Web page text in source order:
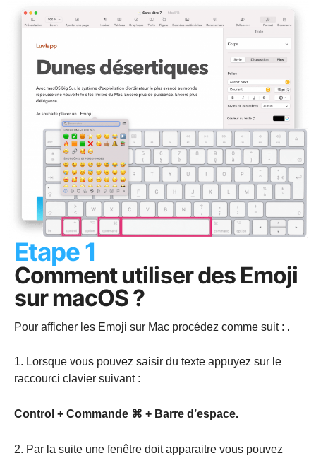
Etape 1
Comment utiliser des Emoji
sur macOS ?
Pour afficher les Emoji sur Mac procédez comme suit : .
1. Lorsque vous pouvez saisir du texte appuyez sur le
raccourci clavier suivant :
Control + Commande ⌘ + Barre d’espace.
2. Par la suite une fenêtre doit apparaitre vous pouvez